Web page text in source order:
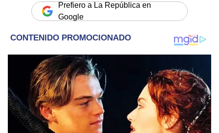
Prefiero a La República en
Google